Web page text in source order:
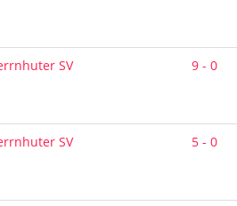
SV 9 - 0
SV 5 - 0